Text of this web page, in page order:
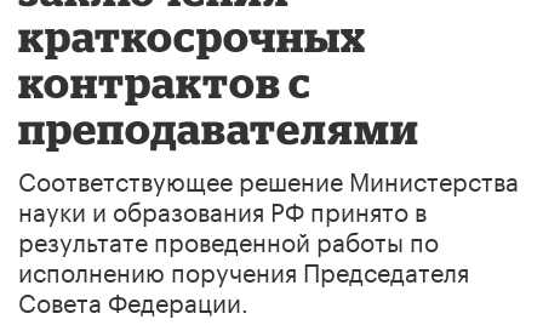
краткосрочных
контрактов с
преподавателями
Соответствующее решение Министерства
науки и образования РФ принято в
результате проведенной работы по
исполнению поручения Председателя
Совета Федерации.